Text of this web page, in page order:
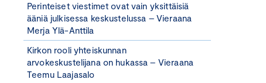
Perinteiset viestimet ovat vain yksittäisiä
ääniä julkisessa keskustelussa – Vieraana
Merja Ylä-Anttila
Kirkon rooli yhteiskunnan
arvokeskustelijana on hukassa – Vieraana
Teemu Laajasalo